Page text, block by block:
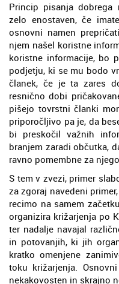
Princip pisanja dobrega
zelo enostaven, če
osnovni namen
njem našel koristne
koristne informacije, bo
podjetju, ki se mu bodo
članek, če je ta zares
resnično dobi
pišejo tovrstni članki
priporočljivo pa je, da
bi preskočil važnih
branjem zaradi občutka,
ravno pomembne za
S tem v zvezi, primer
za zgoraj navedeni
recimo na samem
organizira križarjenja po
ter nadalje navajal
in potovanjih, ki jih
kratko omenjene
toku križarjenja.
nekakovosten in skrajno